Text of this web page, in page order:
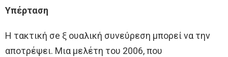
Υπέρταση
Η τακτική σe ξ ουαλική συνεύρεση μπορεί να την
αποτρέψει. Μια μελέτη του 2006, που